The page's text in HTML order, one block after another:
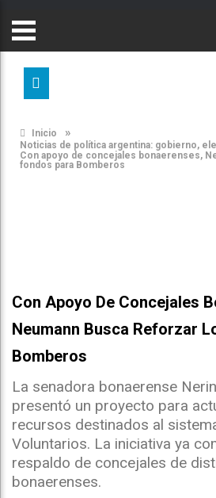
Inicio »
Noticias de política argentina: gobierno,
Con apoyo de concejales bonaerenses,
fondos para Bomberos
Con Apoyo De Concejales
Neumann Busca Reforzar
Bomberos
La senadora bonaerense
presentó un proyecto para
recursos destinados al
Voluntarios. La iniciativa ya
respaldo de concejales de
bonaerenses.